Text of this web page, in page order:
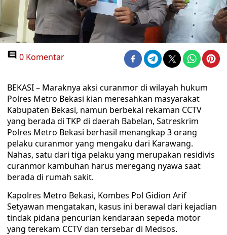
0 Komentar
BEKASI – Maraknya aksi curanmor di wilayah hukum
Polres Metro Bekasi kian meresahkan masyarakat
Kabupaten Bekasi, namun berbekal rekaman CCTV
yang berada di TKP di daerah Babelan, Satreskrim
Polres Metro Bekasi berhasil menangkap 3 orang
pelaku curanmor yang mengaku dari Karawang.
Nahas, satu dari tiga pelaku yang merupakan residivis
curanmor kambuhan harus meregang nyawa saat
berada di rumah sakit.
Kapolres Metro Bekasi, Kombes Pol Gidion Arif
Setyawan mengatakan, kasus ini berawal dari kejadian
tindak pidana pencurian kendaraan sepeda motor
yang terekam CCTV dan tersebar di Medsos.